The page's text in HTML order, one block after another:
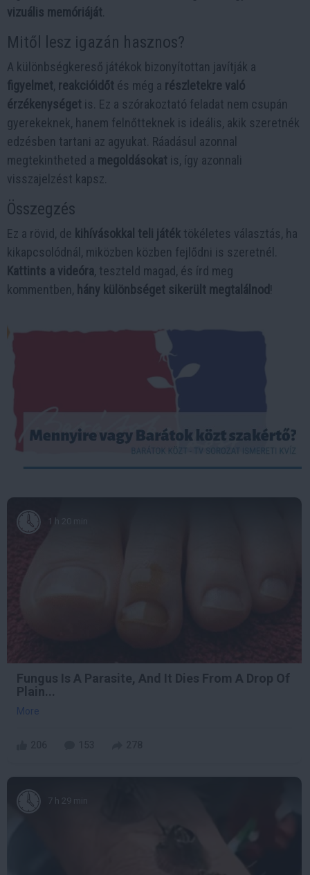
vizuális memóriáját
Mitől lesz igazán hasznos?
A különbségkereső játékok bizonyítottan javítják a
figyelmet, reakcióidőt és még a részletekre való
érzékenységet is. Ez a szórakoztató feladat nem csupán
gyerekeknek, hanem felnőtteknek is ideális, akik szeretnék
edzésben tartani az agyukat. Ráadásul azonnal
megtekintheted a megoldásokat is, így azonnali
visszajelzést kapsz.
Összegzés
Ez a rövid, de kihívásokkal teli játék tökéletes választás, ha
kikapcsolódnál, miközben közben fejlődni is szeretnél.
Kattints a videóra, teszteld magad, és írd meg
kommentben, hány különbséget sikerült megtalálnod!
1 h 20 min
Fungus Is A Parasite, And It Dies From A Drop Of
Plain...
More
7 h 29 min